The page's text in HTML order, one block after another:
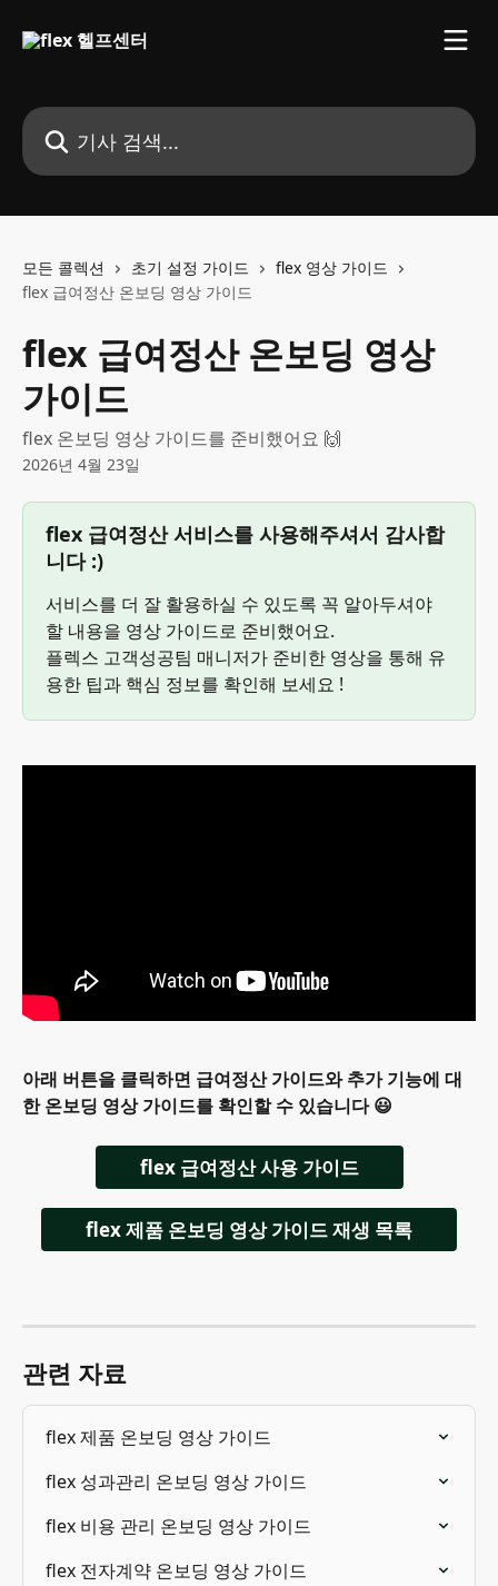
기사 검색...
모든 콜렉션 초기 설정 가이드
flex 영상 가이드
flex 급여정산 온보딩 영상 가이드
flex 급여정산 온보딩 영상
가이드
flex 온보딩 영상 가이드를 준비했어요 🙌
2026년 4월 23일
flex 급여정산 서비스를 사용해주셔서 감사합
니다 :)
서비스를 더 잘 활용하실 수 있도록 꼭 알아두셔야
할 내용을 영상 가이드로 준비했어요.
플렉스 고객성공팀 매니저가 준비한 영상을 통해 유
용한 팁과 핵심 정보를 확인해 보세요 !
아래 버튼을 클릭하면 급여정산 가이드와 추가 기능에 대
한 온보딩 영상 가이드를 확인할 수 있습니다 😃
flex 급여정산 사용 가이드
flex 제품 온보딩 영상 가이드 재생 목록
관련 자료
flex 제품 온보딩 영상 가이드
flex 성과관리 온보딩 영상 가이드
flex 비용 관리 온보딩 영상 가이드
flex 전자계약 온보딩 영상 가이드